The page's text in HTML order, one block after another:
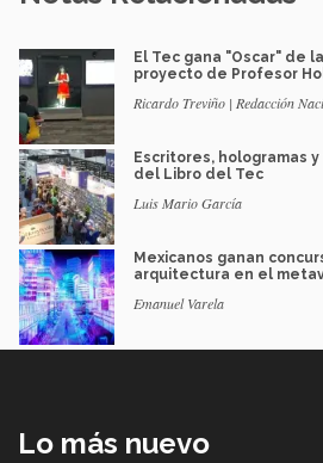
El Tec gana "Oscar" de
proyecto de Profesor
Ricardo Treviño | Redacción
Escritores, hologramas
del Libro del Tec
Luis Mario García
Mexicanos ganan
arquitectura en el
Emanuel Varela
Lo más nuevo